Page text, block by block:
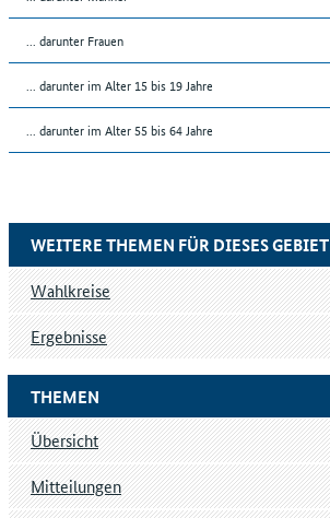
... darunter Frauen
... darunter im Alter 15 bis 19 Jahre
... darunter im Alter 55 bis 64 Jahre
THEMEN
Übersicht
Mitteilungen
WEITERE THEMEN FÜR DIESES GEBIET
Wahlkreise
Ergebnisse